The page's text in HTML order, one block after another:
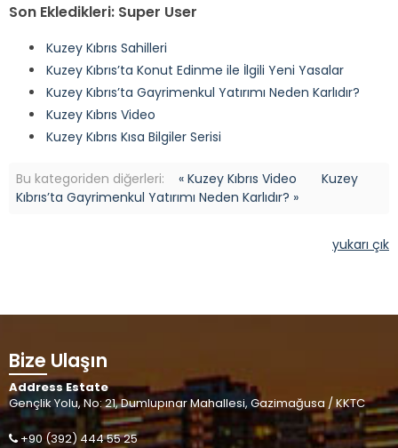
Son Ekledikleri: Super User
Kuzey Kıbrıs Sahilleri
Kuzey Kıbrıs’ta Konut Edinme ile İlgili Yeni Yasalar
Kuzey Kıbrıs’ta Gayrimenkul Yatırımı Neden Karlıdır?
Kuzey Kıbrıs Video
Kuzey Kıbrıs Kısa Bilgiler Serisi
Bu kategoriden diğerleri: « Kuzey Kıbrıs Video
Kuzey
Kıbrıs’ta Gayrimenkul Yatırımı Neden Karlıdır? »
yukarı çık
Bize Ulaşın
Address Estate
Gençlik Yolu, No: 21, Dumlupınar Mahallesi, Gazimağusa / KKTC
+90 (392) 444 55 25